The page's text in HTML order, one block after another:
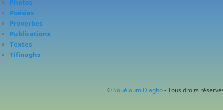
Photos
Poésies
Proverbes
Publications
Textes
Tifinaghs
© Souéloum Diagho- Tous droits